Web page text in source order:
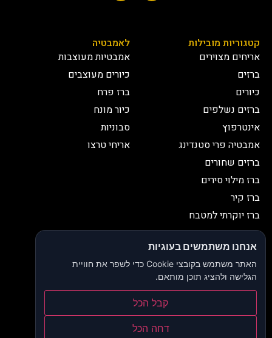
קטגוריות מובילות
אריחים מצוירים
ברזים
כיורים
ברזים נשלפים
אינטרפוץ
אמבטיה פרי סטנדינג
ברזים שחורים
ברז מילוי סירים
ברז קיר
ברז יוקרתי למטבח
לאמבטיה
אמבטיות מעוצבות
כיורים מעוצבים
ברז פרח
כיור מונח
סבוניות
אריחי טרצו
יצירת קשר
03-9335335
052-2653038
sbeiruty@gmail.com
אולם תצוגה:דרך האורנים 23, רינתיה
אנחנו משתמשים בעוגיות
האתר משתמש בקובצי Cookie כדי לשפר את חוויית
הגלישה ולהציג תוכן מותאם.
קבל הכל
דחה הכל